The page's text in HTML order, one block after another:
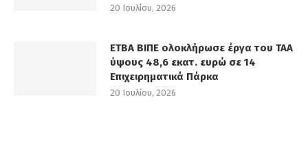
20 Ιουλίου, 2026
ΕΤΒΑ ΒΙΠΕ ολοκλήρωσε έργα του ΤΑΑ
ύψους 48,6 εκατ. ευρώ σε 14
Επιχειρηματικά Πάρκα
20 Ιουλίου, 2026